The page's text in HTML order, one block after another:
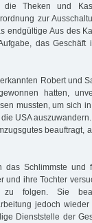
die Theken und
zur
endgültige Aus des
das Geschäft
Robert und
hatten,
mussten, um sich
USA
beauftragt,
das Schlimmste
und ihre Tochter
folgen. Sie
jedoch
Dienststelle der